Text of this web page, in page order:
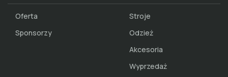
Oferta
Sponsorzy
Stroje
Odzież
Akcesoria
Wyprzedaż